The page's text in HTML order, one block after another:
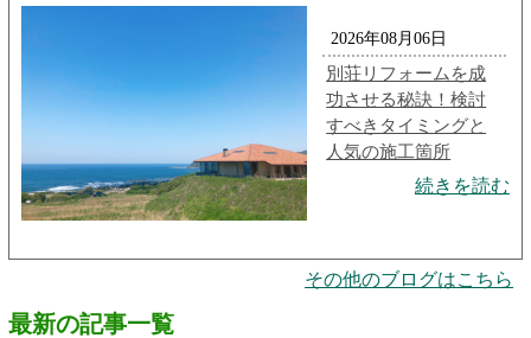
2026年08月06日
別荘リフォームを成
功させる秘訣！検討
すべきタイミングと
人気の施工箇所
続きを読む
その他のブログはこちら
最新の記事一覧